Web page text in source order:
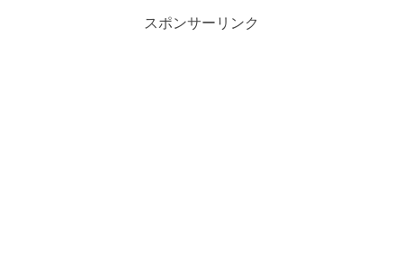
スポンサーリンク